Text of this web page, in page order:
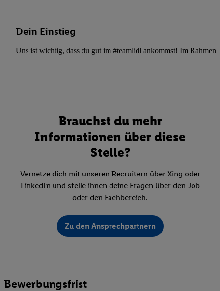
Dein Einstieg
Uns ist wichtig, dass du gut im #teamlidl ankommst! Im Rahmen
Brauchst du mehr
Informationen über diese
Stelle?
Vernetze dich mit unseren Recruitern über Xing oder
LinkedIn und stelle ihnen deine Fragen über den Job
oder den Fachbereich.
Zu den Ansprechpartnern
Bewerbungsfrist